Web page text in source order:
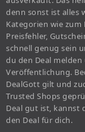
denn sonst ist alles
Kategorien wie zum
Preisfehler,
schnell genug sein
du den Deal
Veröffentlichung.
DealGott gilt und
Trusted Shops
Deal gut ist, kannst
den Deal für dich.